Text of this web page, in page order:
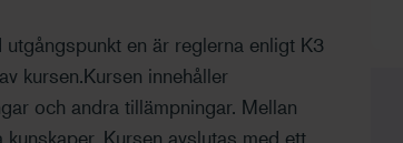
en är reglerna enligt K3
kursen.Kursen innehåller
och andra tillämpningar. Mellan
Kursen avslutas med ett